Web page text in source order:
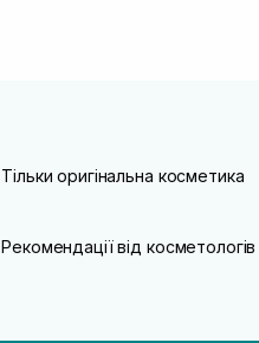
Тільки оригінальна косметика
Рекомендації від косметологів